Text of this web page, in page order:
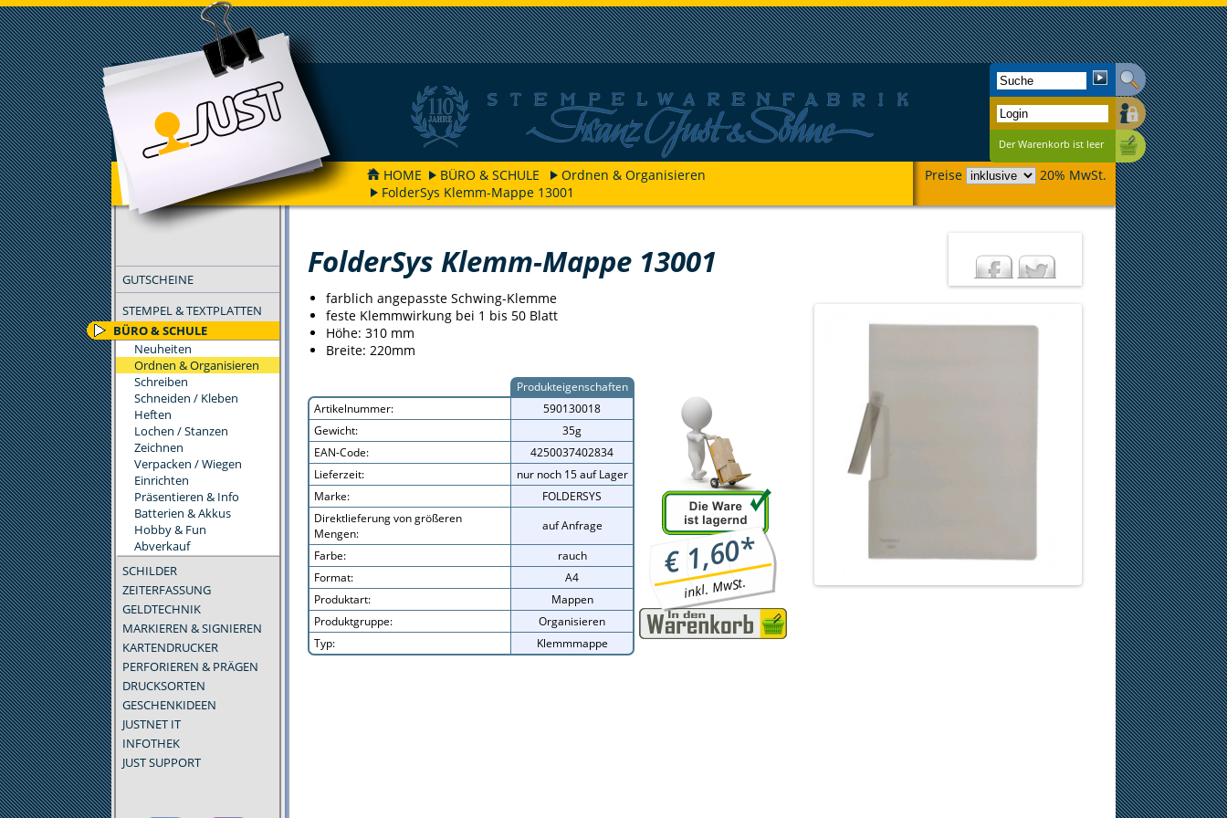
Der Warenkorb ist leer
Preise 20% MwSt.
HOME BÜRO & SCHULE
Ordnen & Organisieren
FolderSys Klemm-Mappe 13001
GUTSCHEINE
STEMPEL & TEXTPLATTEN
BÜRO & SCHULE
Neuheiten
Ordnen & Organisieren
Schreiben
Schneiden / Kleben
Heften
Lochen / Stanzen
Zeichnen
Verpacken / Wiegen
Einrichten
Präsentieren & Info
Batterien & Akkus
Hobby & Fun
Abverkauf
SCHILDER
ZEITERFASSUNG
GELDTECHNIK
MARKIEREN & SIGNIEREN
KARTENDRUCKER
PERFORIEREN & PRÄGEN
DRUCKSORTEN
GESCHENKIDEEN
JUSTNET IT
INFOTHEK
JUST SUPPORT
FolderSys Klemm-Mappe 13001
farblich angepasste Schwing-Klemme
feste Klemmwirkung bei 1 bis 50 Blatt
Höhe: 310 mm
Breite: 220mm
€1,60*
inkl. MwSt.
Produkteigenschaften
Artikelnummer:
590130018
Gewicht:
35g
EAN-Code:
4250037402834
Lieferzeit:
nur noch 15 auf Lager
Marke:
FOLDERSYS
Direktlieferung von größeren
Mengen:
auf Anfrage
Farbe:
rauch
Format:
A4
Produktart:
Mappen
Produktgruppe:
Organisieren
Typ:
Klemmmappe